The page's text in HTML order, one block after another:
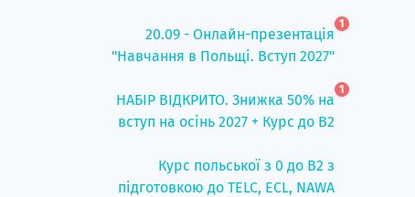
20.09 - Онлайн-презентація
"Навчання в Польщі. Вступ 2027"
1
НАБІР ВІДКРИТО. Знижка 50% на
вступ на осінь 2027 + Курс до B2
1
Курс польської з 0 до B2 з
підготовкою до TELC, ECL, NAWA